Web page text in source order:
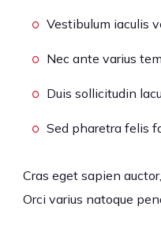
Vestibulum iaculis
Nec ante varius
Duis sollicitudin
Sed pharetra felis
Cras eget sapien
Orci varius natoque